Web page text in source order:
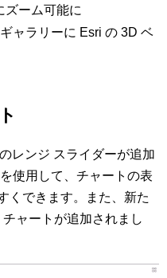
ズーム可能に
ャラリーに Esri の 3D ベ
レンジ スライダーが追加
使用して、チャートの表
くできます。また、新た
ャートが追加されまし